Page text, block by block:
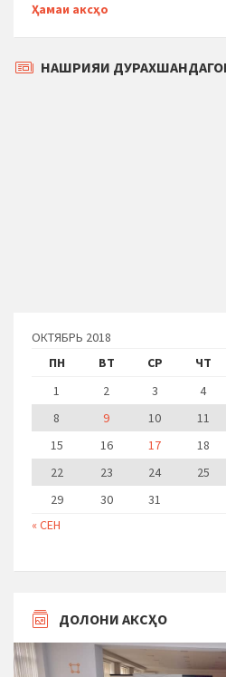
Ҳамаи аксҳо
НАШРИЯИ
ОКТЯБРЬ 2018
ПН
ВТ СР ЧТ
« СЕН
1 2 3 4
8
9 10 11
15
16 17 18
22
23 24 25
29
30 31
ДОЛОНИ АКСҲО